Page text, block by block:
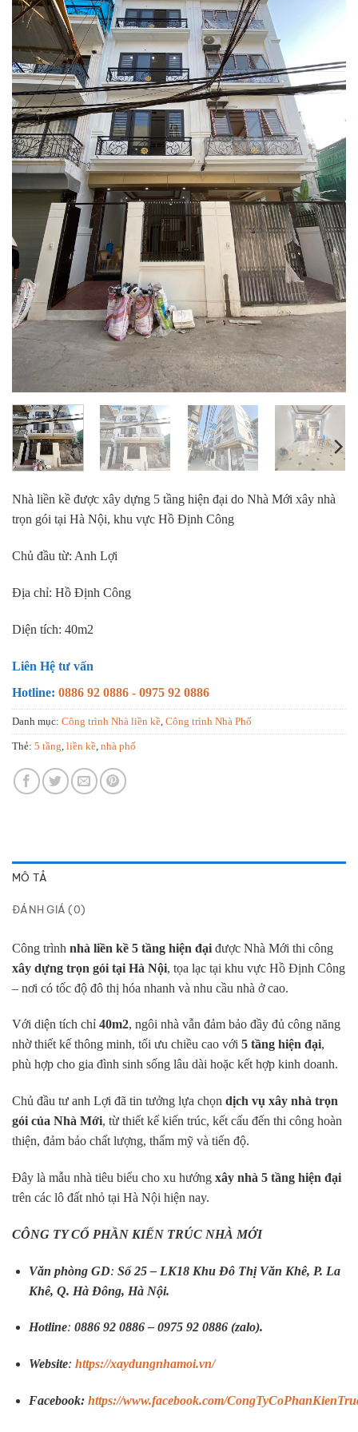
Nhà liền kề được xây dựng 5 tầng hiện đại do Nhà Mới xây nhà
trọn gói tại Hà Nội, khu vực Hồ Định Công
Chủ đầu từ: Anh Lợi
Địa chỉ: Hồ Định Công
Diện tích: 40m2
Liên Hệ tư vấn
Hotline: 0886 92 0886 - 0975 92 0886
Danh mục: Công trình Nhà liền kề Công trình Nhà Phố
Thẻ: 5 tầng liền kề nhà phố
MÔ TẢ
ĐÁNH GIÁ (0)
Công trình nhà liền kề 5 tầng hiện đại được Nhà Mới thi công
xây dựng trọn gói tại Hà Nội, tọa lạc tại khu vực Hồ Định Công
– nơi có tốc độ đô thị hóa nhanh và nhu cầu nhà ở cao.
Với diện tích chỉ 40m2, ngôi nhà vẫn đảm bảo đầy đủ công năng
nhờ thiết kế thông minh, tối ưu chiều cao với 5 tầng hiện đại,
phù hợp cho gia đình sinh sống lâu dài hoặc kết hợp kinh doanh.
Chủ đầu tư anh Lợi đã tin tưởng lựa chọn dịch vụ xây nhà trọn
gói của Nhà Mới, từ thiết kế kiến trúc, kết cấu đến thi công hoàn
thiện, đảm bảo chất lượng, thẩm mỹ và tiến độ.
Đây là mẫu nhà tiêu biểu cho xu hướng xây nhà 5 tầng hiện đại
trên các lô đất nhỏ tại Hà Nội hiện nay.
CÔNG TY CỔ PHẦN KIẾN TRÚC NHÀ MỚI
Văn phòng GD: Số 25 – LK18 Khu Đô Thị Văn Khê, P. La
Khê, Q. Hà Đông, Hà Nội.
Hotline: 0886 92 0886 – 0975 92 0886 (zalo).
Website: https://xaydungnhamoi.vn/
Facebook: https://www.facebook.com/